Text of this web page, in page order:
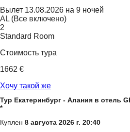
Вылет 13.08.2026 на 9 ночей
AL (Все включено)
2
Standard Room
Стоимость тура
1662 €
Хочу такой же
Тур Екатеринбург - Алания в отель
*
Куплен 8 августа 2026 г. 20:40